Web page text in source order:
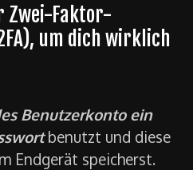
ein sicheres
Zwei-Faktor-
um dich wirklich
Benutzerkonto ein
benutzt und diese